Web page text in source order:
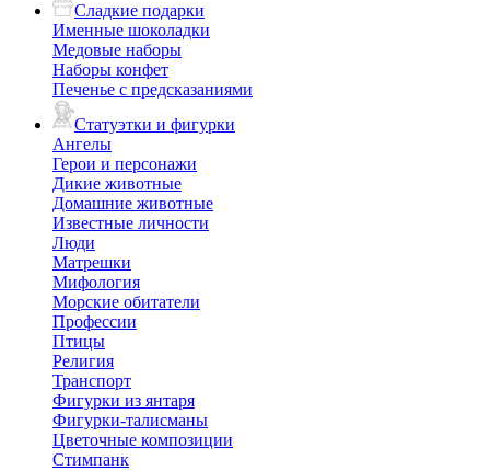
Сладкие подарки
Именные шоколадки
Медовые наборы
Наборы конфет
Печенье с предсказаниями
Статуэтки и фигурки
Ангелы
Герои и персонажи
Дикие животные
Домашние животные
Известные личности
Люди
Матрешки
Мифология
Морские обитатели
Профессии
Птицы
Религия
Транспорт
Фигурки из янтаря
Фигурки-талисманы
Цветочные композиции
Стимпанк